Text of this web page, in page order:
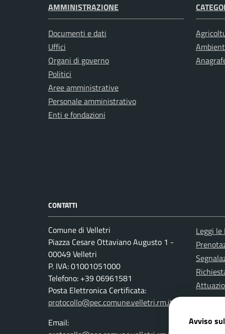
AMMINISTRAZIONE
Documenti e dati
Uffici
Organi di governo
Politici
Aree amministrative
Personale amministrativo
Enti e fondazioni
CONTATTI
Comune di Velletri
Piazza Cesare Ottaviano Augusto 1 -
00049 Velletri
P. IVA: 01001051000
Telefono: +39 06961581
Posta Elettronica Certificata:
protocollo@pec.comune.velletri.rm.it
Email:
Leggi le
Avviso